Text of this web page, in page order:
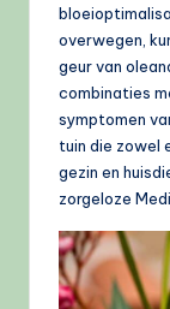
overwegen,
geur van
combinaties
symptomen
tuin die zowel
gezin en
zorgeloze